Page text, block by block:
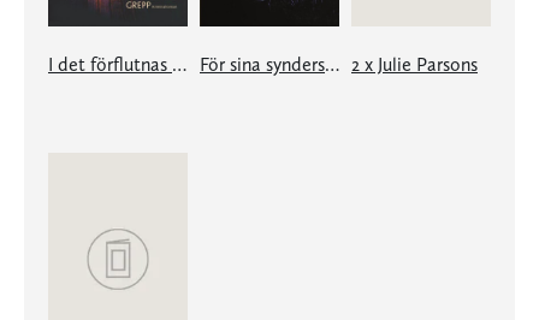
I det förflutnas grepp För sina synders skull 2 x Julie Parsons